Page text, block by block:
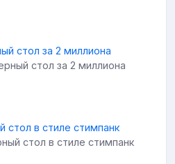
стол за 2 миллиона
стол в стиле стимпанк